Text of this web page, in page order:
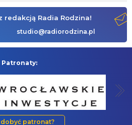
redakcją Radia Rodzina!
studio@radiorodzina.pl
Patronaty:
patronat?